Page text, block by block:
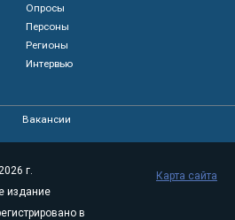
Опросы
Персоны
Регионы
Интервью
Вакансии
г.
издание
в
Карта сайта